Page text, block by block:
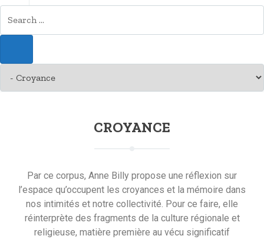
CROYANCE
Par ce corpus, Anne Billy propose une réflexion sur
l’espace qu’occupent les croyances et la mémoire dans
nos intimités et notre collectivité. Pour ce faire, elle
réinterprète des fragments de la culture régionale et
religieuse, matière première au vécu significatif